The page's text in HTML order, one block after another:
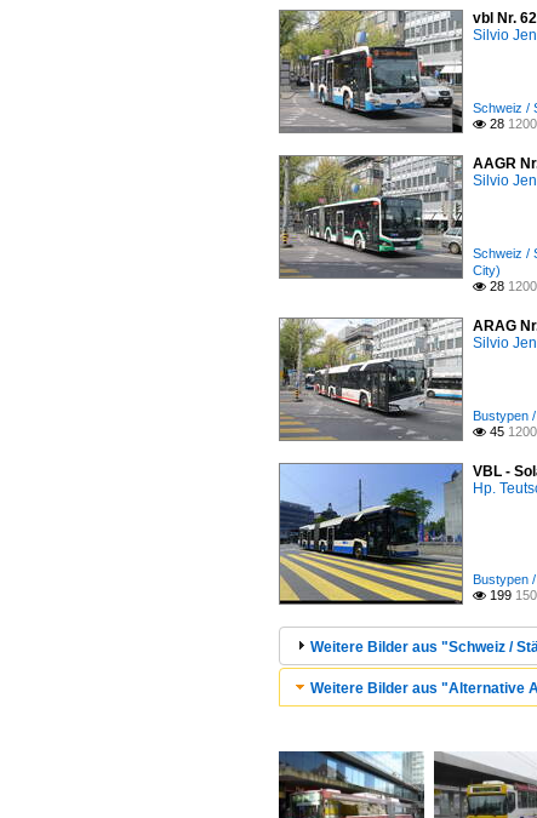
vbl Nr.
Silvio
Schweiz /
 28
AAGR
Silvio
Schweiz /
City)
 28
ARAG
Silvio
Bustypen
 45
VBL -
Hp.
Bustypen
 199
Weitere Bilder aus "Schweiz /
Weitere Bilder aus "Alternative